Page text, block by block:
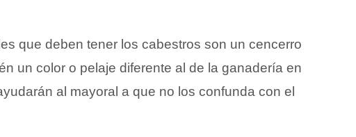
que deben tener los cabestros son un cencerro
un color o pelaje diferente al de la ganadería en
al mayoral a que no los confunda con el